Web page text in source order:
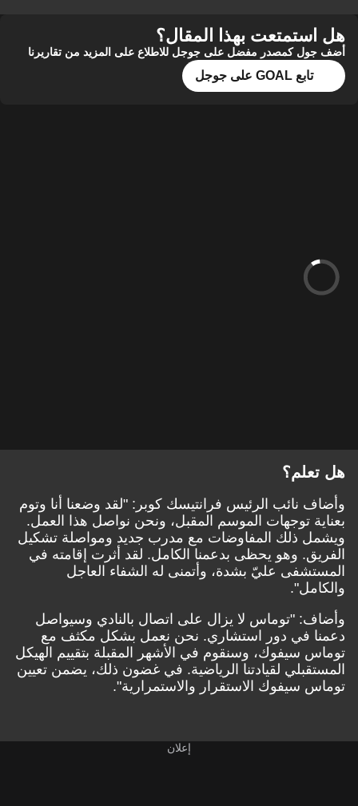
هل استمتعت بهذا المقال؟
أضف جول كمصدر مفضل على جوجل للاطلاع على المزيد من تقاريرنا
تابع GOAL على جوجل
هل تعلم؟
وأضاف نائب الرئيس فرانتيسك كوبر: "لقد وضعنا أنا وتوم
بعناية توجهات الموسم المقبل، ونحن نواصل هذا العمل.
ويشمل ذلك المفاوضات مع مدرب جديد ومواصلة تشكيل
الفريق. وهو يحظى بدعمنا الكامل. لقد أثرت إقامته في
المستشفى عليّ بشدة، وأتمنى له الشفاء العاجل
والكامل".
وأضاف: "توماس لا يزال على اتصال بالنادي وسيواصل
دعمنا في دور استشاري. نحن نعمل بشكل مكثف مع
توماس سيفوك، وسنقوم في الأشهر المقبلة بتقييم الهيكل
المستقبلي لقيادتنا الرياضية. في غضون ذلك، يضمن تعيين
توماس سيفوك الاستقرار والاستمرارية".